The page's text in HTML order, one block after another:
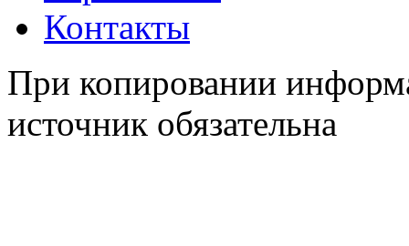
Контакты
При копировании
источник обязательна